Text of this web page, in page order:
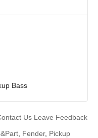
Bass
Us Leave Feedback
Fender, Pickup